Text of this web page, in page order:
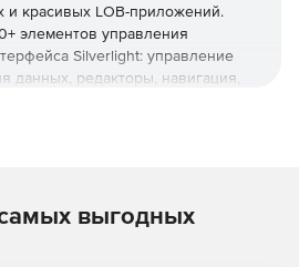
и красивых LOB-приложений.
элементов управления
Silverlight: управление
данных, редакторы, навигация,
и удобство
выгодных